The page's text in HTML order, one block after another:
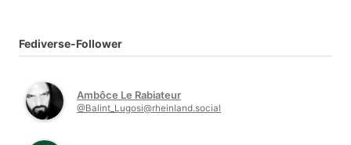
Fediverse-Follower
Ambôce Le Rabiateur
@Balint_Lugosi@rheinland.social